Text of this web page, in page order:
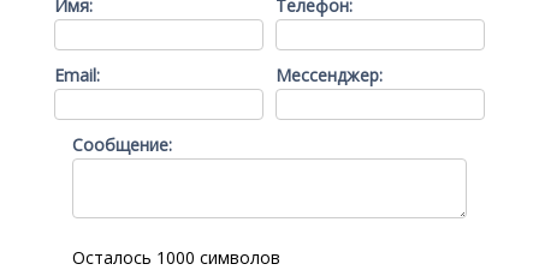
Имя: Телефон:
Email: Мессенджер:
Сообщение:
Осталось 1000 символов